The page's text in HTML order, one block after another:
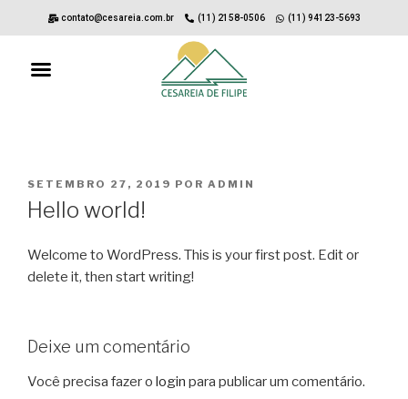
contato@cesareia.com.br (11) 2158-0506 (11) 94123-5693
SETEMBRO 27, 2019 POR ADMIN
Hello world!
Welcome to WordPress. This is your first post. Edit or
delete it, then start writing!
Deixe um comentário
Você precisa fazer o login para publicar um comentário.